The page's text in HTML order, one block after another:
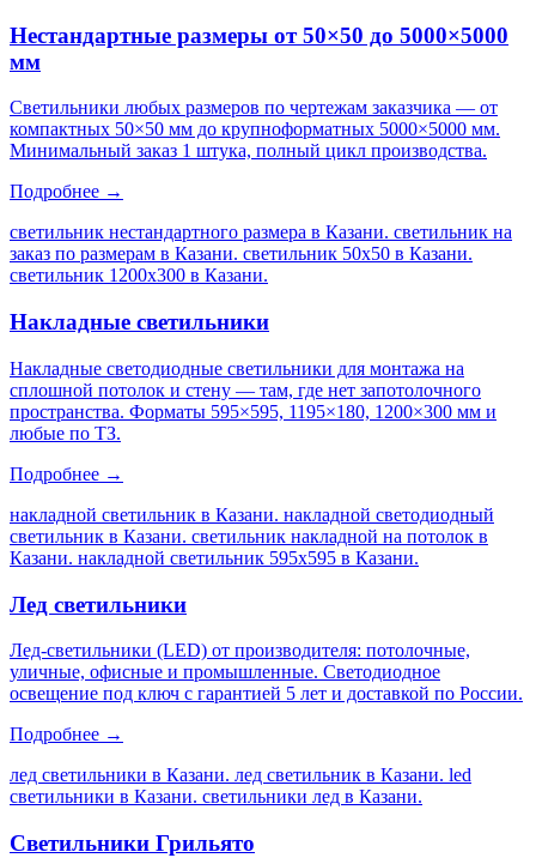
Нестандартные размеры от 50×50 до 5000×5000
мм
Светильники любых размеров по чертежам заказчика — от
компактных 50×50 мм до крупноформатных 5000×5000 мм.
Минимальный заказ 1 штука, полный цикл производства.
Подробнее →
светильник нестандартного размера в Казани. светильник на
заказ по размерам в Казани. светильник 50х50 в Казани.
светильник 1200х300 в Казани.
Накладные светильники
Накладные светодиодные светильники для монтажа на
сплошной потолок и стену — там, где нет запотолочного
пространства. Форматы 595×595, 1195×180, 1200×300 мм и
любые по ТЗ.
Подробнее →
накладной светильник в Казани. накладной светодиодный
светильник в Казани. светильник накладной на потолок в
Казани. накладной светильник 595х595 в Казани.
Лед светильники
Лед-светильники (LED) от производителя: потолочные,
уличные, офисные и промышленные. Светодиодное
освещение под ключ с гарантией 5 лет и доставкой по России.
Подробнее →
лед светильники в Казани. лед светильник в Казани. led
светильники в Казани. светильники лед в Казани.
Светильники Грильято